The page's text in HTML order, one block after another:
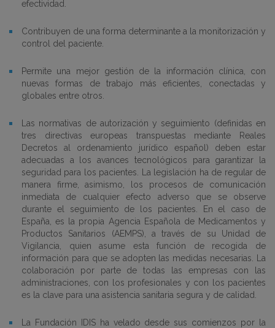
efectividad.
Contribuyen de una forma determinante a la monitorización y
control del paciente.
Permite una mejor gestión de la información clínica, con
nuevas formas de trabajo más eficientes, conectadas y
globales entre otros.
Las normativas de autorización y seguimiento (definidas en
tres directivas europeas transpuestas mediante Reales
Decretos al ordenamiento jurídico español) deben estar
adecuadas a los avances tecnológicos para garantizar la
seguridad para los pacientes. La legislación ha de regular de
manera firme, asimismo, los procesos de comunicación
inmediata de cualquier efecto adverso que se observe
durante el seguimiento de los pacientes. En el caso de
España, es la propia Agencia Española de Medicamentos y
Productos Sanitarios (AEMPS), a través de su Unidad de
Vigilancia, quien asume esta función de recogida de
información para que se adopten las medidas necesarias. La
colaboración por parte de todas las empresas con las
administraciones, con los profesionales y con los pacientes
es la clave para una asistencia sanitaria segura y de calidad.
La Fundación IDIS ha velado desde sus comienzos por la